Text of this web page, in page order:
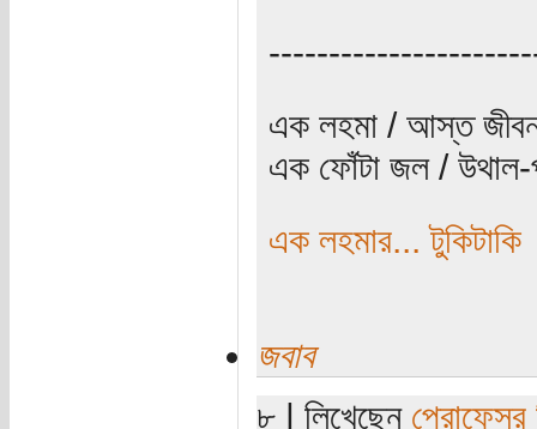
এক লহমা / আস্ত
এক ফোঁটা জল /
এক লহমার... টুকিটাকি
জবাব
৮ | লিখেছেন প্রোফেসর